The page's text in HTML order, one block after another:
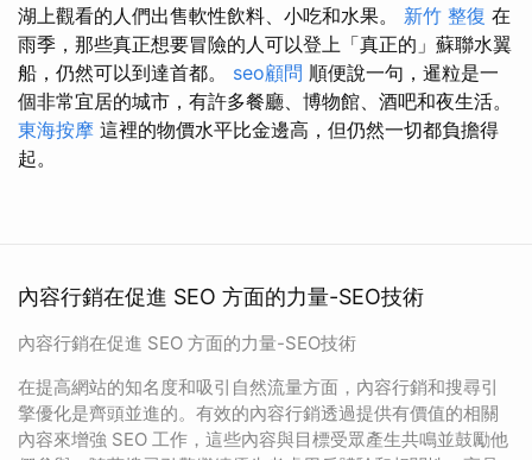
湖上觀看的人們出售軟性飲料、小吃和水果。 新竹 整復 在
雨季，那些真正想要冒險的人可以登上「真正的」蘇聯水翼
船，仍然可以到達首都。 seo顧問 順便說一句，暹粒是一
個非常宜居的城市，有許多餐廳、博物館、酒吧和夜生活。
東海按摩 這裡的物價水平比金邊高，但仍然一切都負擔得
起。
內容行銷在促進 SEO 方面的力量-SEO技術
內容行銷在促進 SEO 方面的力量-SEO技術
在提高網站的知名度和吸引自然流量方面，內容行銷和搜尋引
擎優化是齊頭並進的。有效的內容行銷透過提供有價值的相關
內容來增強 SEO 工作，這些內容與目標受眾產生共鳴並鼓勵他